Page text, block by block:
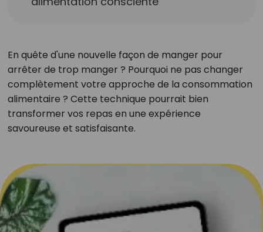
En quête d'une nouvelle façon de manger pour
arrêter de trop manger ? Pourquoi ne pas changer
complètement votre approche de la consommation
alimentaire ? Cette technique pourrait bien
transformer vos repas en une expérience
savoureuse et satisfaisante.